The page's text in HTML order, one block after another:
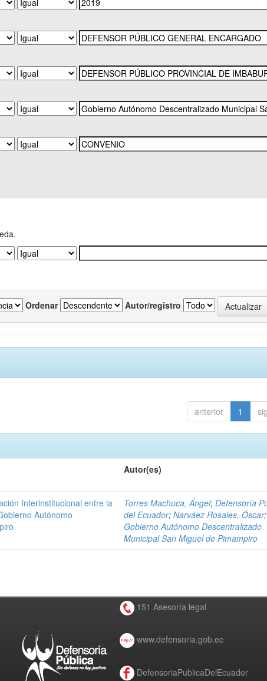
Ordenar Autor/registro
anterior 1
Autor(es)
Interinstitucional entre la
Autónomo
Torres Machuca, Ángel;Defensoría
del Ecuador;Narváez Rosales, Óscar;
Gobierno Autónomo Descentralizado
Municipal San Miguel de Pimampiro
151 Asesoría legal
www.defensoria.gob.ec
DefensoriaPublicaDelEcuador